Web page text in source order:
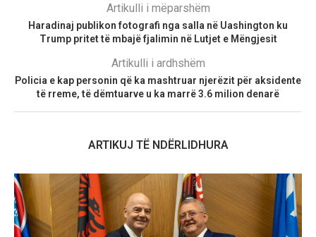
Artikulli i mëparshëm
Haradinaj publikon fotografi nga salla në Uashington ku
Trump pritet të mbajë fjalimin në Lutjet e Mëngjesit
Artikulli i ardhshëm
Policia e kap personin që ka mashtruar njerëzit për aksidente
të rreme, të dëmtuarve u ka marrë 3.6 milion denarë
ARTIKUJ TË NDËRLIDHURA